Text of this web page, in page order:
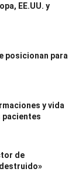
EE.UU. y
posicionan para
y vida
de